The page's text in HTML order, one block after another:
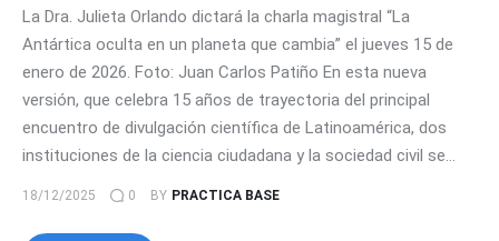
La Dra. Julieta Orlando dictará la charla magistral “La
Antártica oculta en un planeta que cambia” el jueves 15 de
enero de 2026. Foto: Juan Carlos Patiño En esta nueva
versión, que celebra 15 años de trayectoria del principal
encuentro de divulgación científica de Latinoamérica, dos
instituciones de la ciencia ciudadana y la sociedad civil se…
18/12/2025 0 BY PRACTICA BASE